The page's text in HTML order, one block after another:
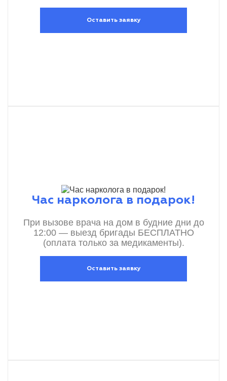
Оставить заявку
Час нарколога в подарок!
При вызове врача на дом в будние дни до
12:00 — выезд бригады БЕСПЛАТНО
(оплата только за медикаменты).
Оставить заявку